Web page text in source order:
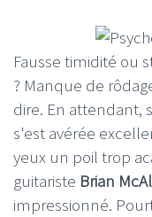
Fausse timidité ou
? Manque de
dire. En attendant,
s'est avérée
yeux un poil trop
guitariste Brian
impressionné.